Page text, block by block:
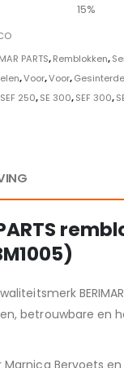
15%
PARTS,Remblokken,
,Voor,Voor,Gesinterde
SEF 250,SE 300,SEF 300,
betrouwbare en